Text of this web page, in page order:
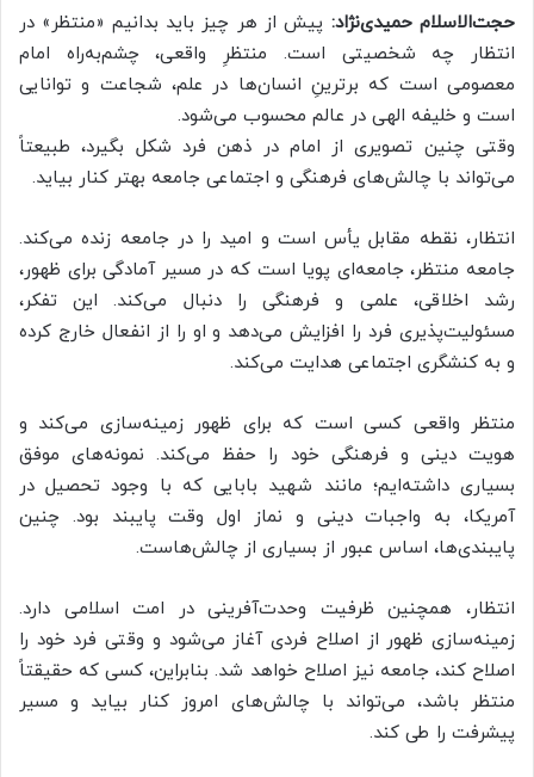
حجت‌الاسلام حمیدی‌نژاد: پیش از هر چیز باید بدانیم «منتظر» در
انتظار چه شخصیتی است. منتظرِ واقعی، چشم‌به‌راه امام
معصومی است که برترینِ انسان‌ها در علم، شجاعت و توانایی
است و خلیفه الهی در عالم محسوب می‌شود.
وقتی چنین تصویری از امام در ذهن فرد شکل بگیرد، طبیعتاً
می‌تواند با چالش‌های فرهنگی و اجتماعی جامعه بهتر کنار بیاید.
انتظار، نقطه مقابل یأس است و امید را در جامعه زنده می‌کند.
جامعه منتظر، جامعه‌ای پویا است که در مسیر آمادگی برای ظهور،
رشد اخلاقی، علمی و فرهنگی را دنبال می‌کند. این تفکر،
مسئولیت‌پذیری فرد را افزایش می‌دهد و او را از انفعال خارج کرده
و به کنشگری اجتماعی هدایت می‌کند.
منتظر واقعی کسی است که برای ظهور زمینه‌سازی می‌کند و
هویت دینی و فرهنگی خود را حفظ می‌کند. نمونه‌های موفق
بسیاری داشته‌ایم؛ مانند شهید بابایی که با وجود تحصیل در
آمریکا، به واجبات دینی و نماز اول وقت پایبند بود. چنین
پایبندی‌ها، اساس عبور از بسیاری از چالش‌هاست.
انتظار، همچنین ظرفیت وحدت‌آفرینی در امت اسلامی دارد.
زمینه‌سازی ظهور از اصلاح فردی آغاز می‌شود و وقتی فرد خود را
اصلاح کند، جامعه نیز اصلاح خواهد شد. بنابراین، کسی که حقیقتاً
منتظر باشد، می‌تواند با چالش‌های امروز کنار بیاید و مسیر
پیشرفت را طی کند.